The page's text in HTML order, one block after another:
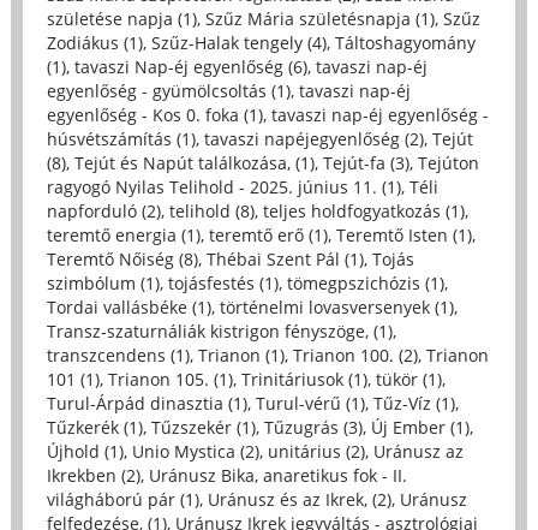
születése napja (1), Szűz Mária születésnapja (1), Szűz
Zodiákus (1), Szűz-Halak tengely (4), Táltoshagyomány
(1), tavaszi Nap-éj egyenlőség (6), tavaszi nap-éj
egyenlőség - gyümölcsoltás (1), tavaszi nap-éj
egyenlőség - Kos 0. foka (1), tavaszi nap-éj egyenlőség -
húsvétszámítás (1), tavaszi napéjegyenlőség (2), Tejút
(8), Tejút és Napút találkozása, (1), Tejút-fa (3), Tejúton
ragyogó Nyilas Telihold - 2025. június 11. (1), Téli
napforduló (2), telihold (8), teljes holdfogyatkozás (1),
teremtő energia (1), teremtő erő (1), Teremtő Isten (1),
Teremtő Nőiség (8), Thébai Szent Pál (1), Tojás
szimbólum (1), tojásfestés (1), tömegpszichózis (1),
Tordai vallásbéke (1), történelmi lovasversenyek (1),
Transz-szaturnáliák kistrigon fényszöge, (1),
transzcendens (1), Trianon (1), Trianon 100. (2), Trianon
101 (1), Trianon 105. (1), Trinitáriusok (1), tükör (1),
Turul-Árpád dinasztia (1), Turul-vérű (1), Tűz-Víz (1),
Tűzkerék (1), Tűzszekér (1), Tűzugrás (3), Új Ember (1),
Újhold (1), Unio Mystica (2), unitárius (2), Uránusz az
Ikrekben (2), Uránusz Bika, anaretikus fok - II.
világháború pár (1), Uránusz és az Ikrek, (2), Uránusz
felfedezése, (1), Uránusz Ikrek jegyváltás - asztrológiai